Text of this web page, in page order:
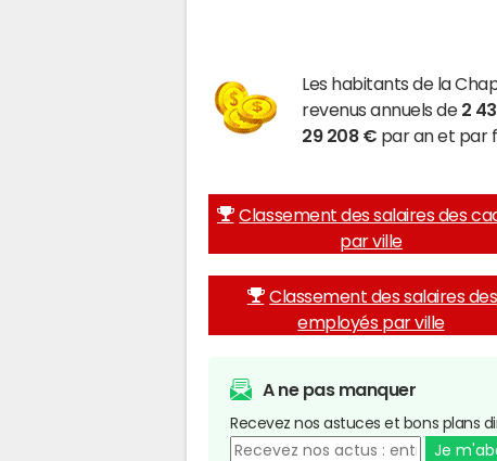
Les habitants de la
revenus annuels de 2
29 208 € par an et par
Classement des salaires des
par ville
Classement des salaires des
employés par ville
A ne pas manquer
Recevez nos astuces et bons plans
Je